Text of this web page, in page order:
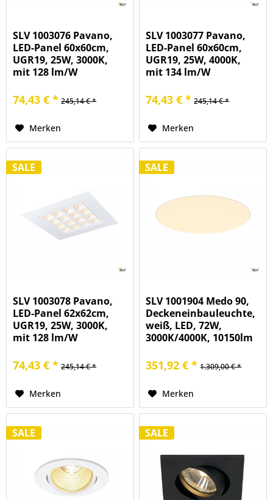
SLV 1003076 Pavano,
LED-Panel 60x60cm,
UGR19, 25W, 3000K,
mit 128 lm/W
74,43 € * 245,14 € *
Merken
SLV 1003077 Pavano,
LED-Panel 60x60cm,
UGR19, 25W, 4000K,
mit 134 lm/W
74,43 € * 245,14 € *
Merken
SALE
SLV 1003078 Pavano,
LED-Panel 62x62cm,
UGR19, 25W, 3000K,
mit 128 lm/W
74,43 € * 245,14 € *
Merken
SALE
SLV 1001904 Medo 90,
Deckeneinbauleuchte,
weiß, LED, 72W,
3000K/4000K, 10150lm
351,92 € * 1.309,00 € *
Merken
SALE SALE